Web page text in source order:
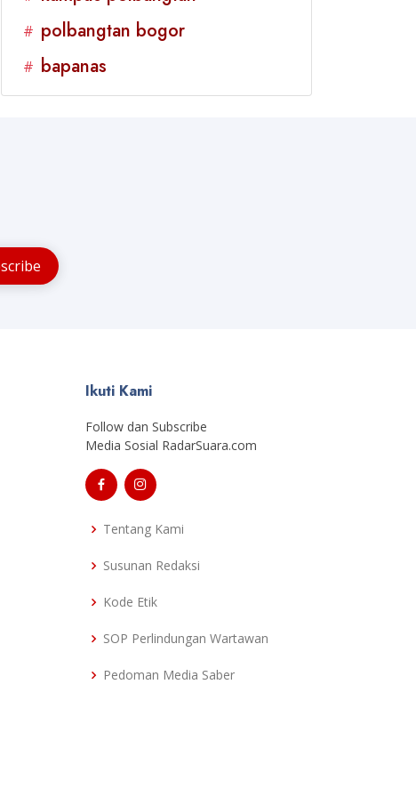
# polbangtan bogor
# bapanas
Ikuti Kami
Follow dan Subscribe
Media Sosial RadarSuara.com
Tentang Kami
Susunan Redaksi
Kode Etik
SOP Perlindungan Wartawan
Pedoman Media Saber